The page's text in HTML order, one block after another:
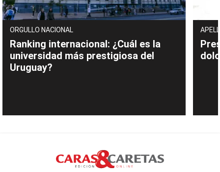
ORGULLO NACIONAL
Ranking internacional: ¿Cuál es la
universidad más prestigiosa del
Uruguay?